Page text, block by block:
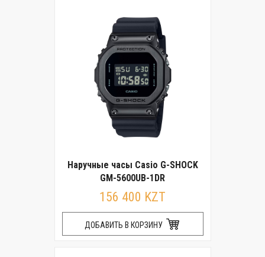
Наручные часы Casio G-SHOCK
GM-5600UB-1DR
156 400 KZT
ДОБАВИТЬ В КОРЗИНУ